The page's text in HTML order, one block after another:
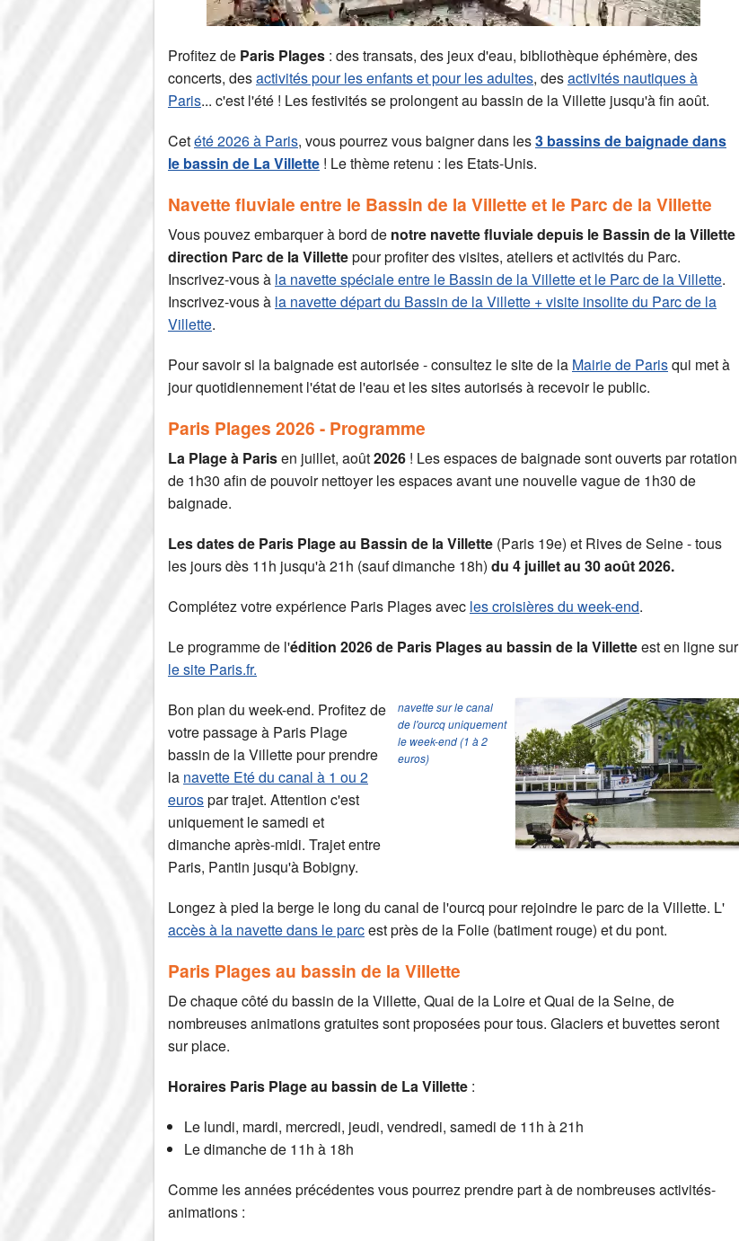
Profitez de Paris Plages : des transats, des jeux d'eau, bibliothèque éphémère, des
concerts, desactivités pour les enfants et pour les adultes, desactivités nautiques à
Paris... c'est l'été ! Les festivités se prolongent au bassin de la Villette jusqu'à fin août.
Cetété 2026 à Paris, vous pourrez vous baigner dans les3 bassins de baignade dans
le bassin de La Villette ! Le thème retenu : les Etats-Unis.
Navette fluviale entre le Bassin de la Villette et le Parc de la Villette
Vous pouvez embarquer à bord de notre navette fluviale depuis le Bassin de la Villette
direction Parc de la Villettepour profiter des visites, ateliers et activités du Parc.
Inscrivez-vous à la navette spéciale entre le Bassin de la Villette et le Parc de la Villette.
Inscrivez-vous à la navette départ du Bassin de la Villette + visite insolite du Parc de la
Villette.
Pour savoir si la baignade est autorisée - consultez le site de la Mairie de Parisqui met à
jour quotidiennement l'état de l'eau et les sites autorisés à recevoir le public.
Paris Plages 2026 - Programme
La Plage à Parisen juillet, août2026 ! Les espaces de baignade sont ouverts par rotation
de 1h30 afin de pouvoir nettoyer les espaces avant une nouvelle vague de 1h30 de
baignade.
Les dates de Paris Plage au Bassin de la Villette (Paris 19e) et Rives de Seine - tous
les jours dès 11h jusqu'à 21h (sauf dimanche 18h) du 4 juillet au 30 août 2026.
Complétez votre expérience Paris Plages avec les croisières du week-end.
Le programme de l'édition 2026 de Paris Plages au bassin de la Villetteest en ligne sur
le site Paris.fr.
navette sur le canal
de l'ourcq uniquement
le week-end (1 à 2
euros)
Bon plan du week-end. Profitez de
votre passage à Paris Plage
bassin de la Villette pour prendre
la navette Eté du canal à 1 ou 2
eurospar trajet. Attention c'est
uniquement le samedi et
dimanche après-midi. Trajet entre
Paris, Pantin jusqu'à Bobigny.
Longez à pied la berge le long du canal de l'ourcq pour rejoindre le parc de la Villette. L'
accès à la navette dans le parcest près de la Folie (batiment rouge) et du pont.
Paris Plages au bassin de la Villette
De chaque côté du bassin de la Villette, Quai de la Loire et Quai de la Seine, de
nombreuses animations gratuites sont proposées pour tous. Glaciers et buvettes seront
sur place.
Horaires Paris Plage au bassin de La Villette :
Le lundi, mardi, mercredi, jeudi, vendredi, samedi de 11h à 21h
Le dimanche de 11h à 18h
Comme les années précédentes vous pourrez prendre part à de nombreuses activités-
animations :